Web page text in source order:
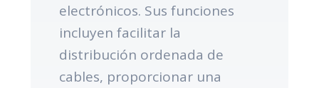
electrónicos. Sus funciones
incluyen facilitar la
distribución ordenada de
cables, proporcionar una